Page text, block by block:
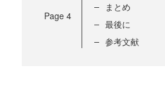
Page 4
まとめ
最後に
参考文献